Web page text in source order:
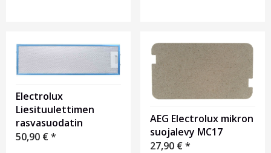
Electrolux
Liesituulettimen
rasvasuodatin
50,90 €*
AEG Electrolux mikron
suojalevy MC17
27,90 €*